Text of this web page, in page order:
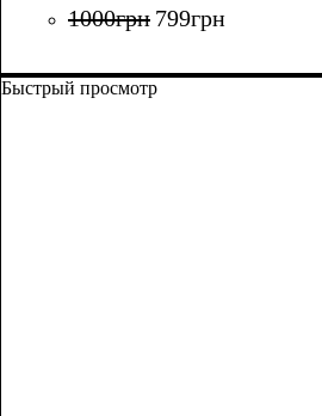
1000грн 799грн
Быстрый просмотр